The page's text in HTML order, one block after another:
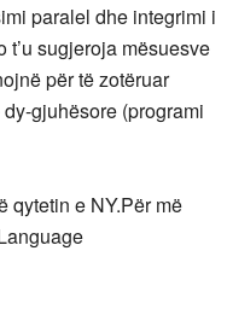
paralel dhe integrimi i
sugjeroja mësuesve
për të zotëruar
gjuhësore (programi
qytetin e NY.Për më